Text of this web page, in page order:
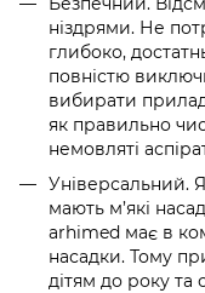
ніздрями. Не
глибоко,
повністю
вибирати
як правильно
немовляті
Універсальний.
мають м’які
arhimed має в
насадки. Тому
дітям до року та